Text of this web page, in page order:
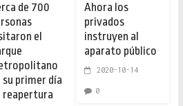
de 700
el
su primer día
reapertura
Ahora los
privados
instruyen al
aparato público
2020-10-14
0